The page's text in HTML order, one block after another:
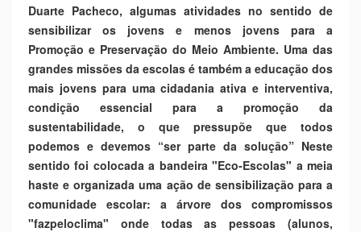
Duarte Pacheco, algumas atividades no sentido de
sensibilizar os jovens e menos jovens para a
Promoção e Preservação do Meio Ambiente. Uma das
grandes missões da escolas é também a educação dos
mais jovens para uma cidadania ativa e interventiva,
condição essencial para a promoção da
sustentabilidade, o que pressupõe que todos
podemos e devemos “ser parte da solução” Neste
sentido foi colocada a bandeira "Eco-Escolas" a meia
haste e organizada uma ação de sensibilização para a
comunidade escolar: a árvore dos compromissos
"fazpeloclima" onde todas as pessoas (alunos,